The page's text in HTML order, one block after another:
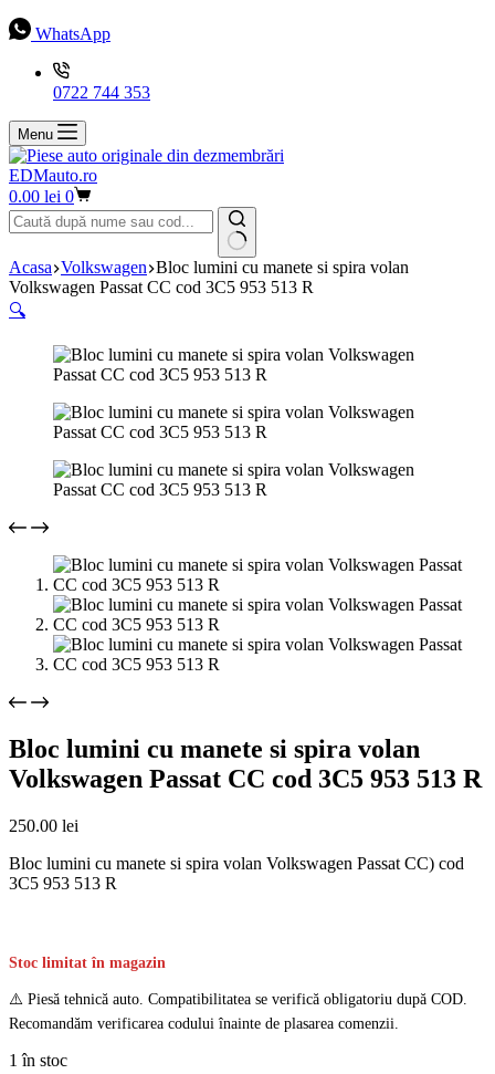
WhatsApp
0722 744 353
Menu
EDMauto.ro
Coș
de
cumpărături
0.00 lei 0
Niciun
rezultat
Acasa Volkswagen Bloc lumini cu manete si spira volan
Volkswagen Passat CC cod 3C5 953 513 R
🔍
Bloc lumini cu manete si spira volan
Volkswagen Passat CC cod 3C5 953 513 R
250.00 lei
Bloc lumini cu manete si spira volan Volkswagen Passat CC) cod
3C5 953 513 R
Stoc limitat în magazin
⚠️ Piesă tehnică auto. Compatibilitatea se verifică obligatoriu după COD.
Recomandăm verificarea codului înainte de plasarea comenzii.
1 în stoc